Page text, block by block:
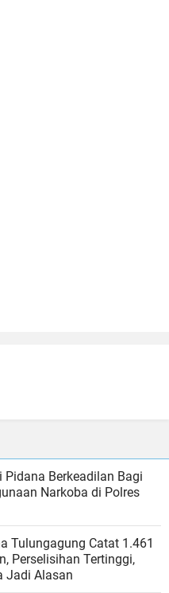
Pidana Berkeadilan Bagi
Narkoba di Polres
Tulungagung Catat 1.461
Perselisihan Tertinggi,
Jadi Alasan